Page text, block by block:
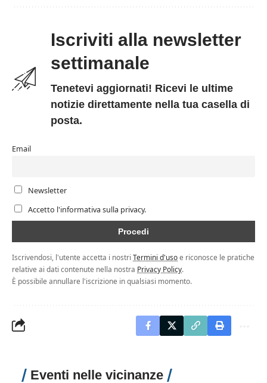
Iscriviti alla newsletter
settimanale
Tenetevi aggiornati! Ricevi le ultime
notizie direttamente nella tua casella di
posta.
Email
Newsletter
Accetto l'informativa sulla privacy.
Iscrivendosi, l'utente accetta i nostri Termini d'usoe riconosce le pratiche
relative ai dati contenute nella nostra Privacy Policy.
È possibile annullare l'iscrizione in qualsiasi momento.
Eventi nelle vicinanze